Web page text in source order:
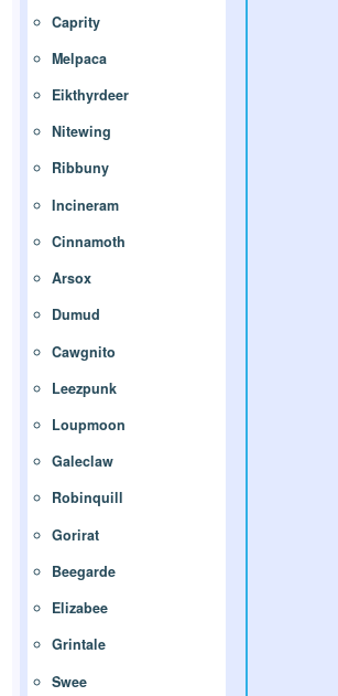
Caprity
Melpaca
Eikthyrdeer
Nitewing
Ribbuny
Incineram
Cinnamoth
Arsox
Dumud
Cawgnito
Leezpunk
Loupmoon
Galeclaw
Robinquill
Gorirat
Beegarde
Elizabee
Grintale
Swee